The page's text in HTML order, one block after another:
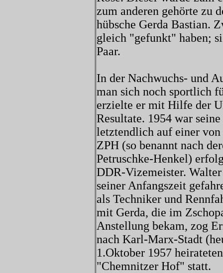
zum anderen gehörte zu
hübsche Gerda Bastian.
gleich "gefunkt" haben;
Paar.
In der Nachwuchs- und
man sich noch sportlich
erzielte er mit Hilfe der
Resultate. 1954 war
letztendlich auf einer von
ZPH (so benannt nach
Petruschke-Henkel)
DDR-Vizemeister.
seiner Anfangszeit
als Techniker und
mit Gerda, die im
Anstellung bekam, zog
nach Karl-Marx-Stadt
1.Oktober 1957
"Chemnitzer Hof" statt.